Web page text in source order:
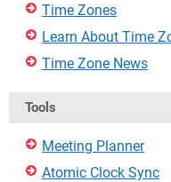
Time Zones
Learn About Time
Time Zone News
Tools
Meeting Planner
Atomic Clock Sync